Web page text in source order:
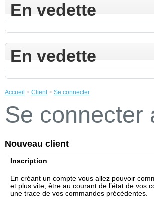
En vedette
En vedette
Accueil > Client> Se connecter
Se connecter
Nouveau client
Inscription
En créant un compte vous allez pouvoir
et plus vite, être au courant de l’état de vos
une trace de vos commandes précédentes.